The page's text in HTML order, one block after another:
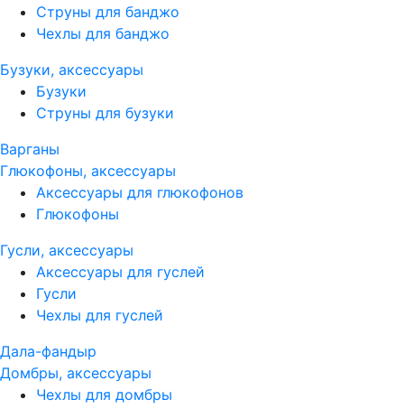
Струны для банджо
Чехлы для банджо
Бузуки, аксессуары
Бузуки
Струны для бузуки
Варганы
Глюкофоны, аксессуары
Аксессуары для глюкофонов
Глюкофоны
Гусли, аксессуары
Аксессуары для гуслей
Гусли
Чехлы для гуслей
Дала-фандыр
Домбры, аксессуары
Чехлы для домбры